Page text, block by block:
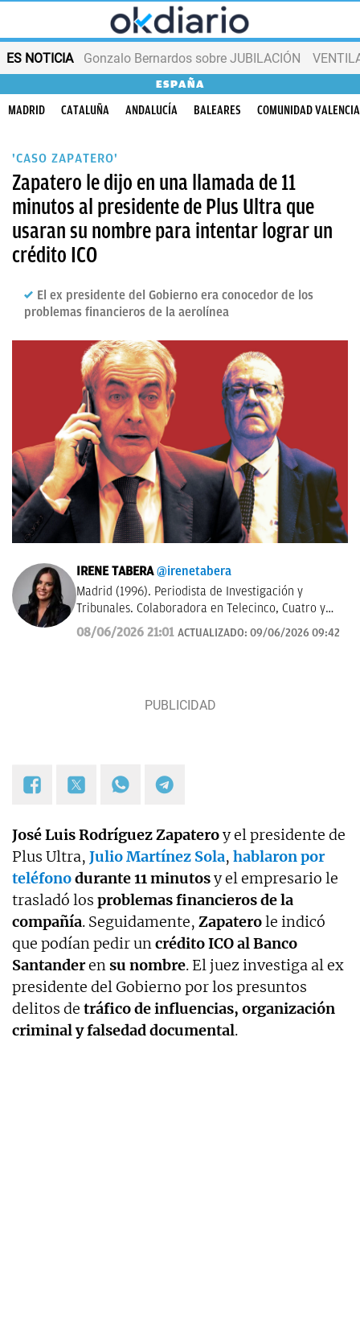
ES NOTICIA Gonzalo Bernardos sobre JUBILACIÓN
ESPAÑA
MADRID CATALUÑA ANDALUCÍA BALEARES COMUNIDAD
'CASO ZAPATERO'
Zapatero le dijo en una llamada de 11
minutos al presidente de Plus Ultra que
usaran su nombre para intentar lograr un
crédito ICO
El ex presidente del Gobierno era conocedor de los
problemas financieros de la aerolínea
IRENE TABERA @irenetabera
Madrid (1996). Periodista de Investigación y
Tribunales. Colaboradora en Telecinco, Cuatro y
Telemadrid. Graduada en Periodismo por la
Universidad Complutense de Madrid y máster en
08/06/2026 21:01 ACTUALIZADO: 09/06/2026 09:42
José Luis Rodríguez Zapateroy el presidente de
Plus Ultra, Julio Martínez Sola, hablaron por
teléfonodurante 11 minutosy el empresario le
trasladó los problemas financieros de la
compañía. Seguidamente, Zapaterole indicó
que podían pedir uncrédito ICO al Banco
Santanderensu nombre. El juez investiga al ex
presidente del Gobierno por los presuntos
delitos de tráfico de influencias, organización
criminal y falsedad documental.